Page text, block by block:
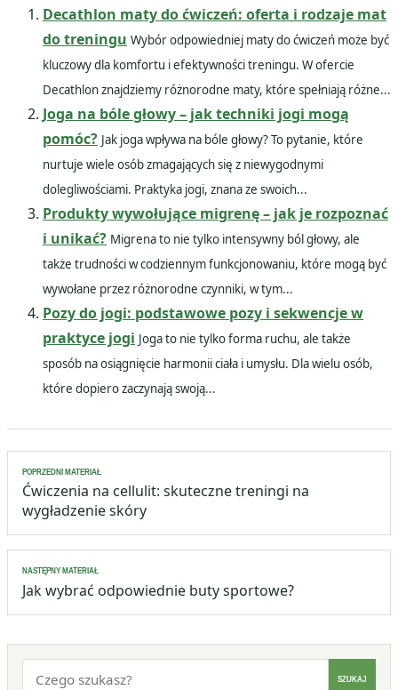
Decathlon maty do ćwiczeń: oferta i rodzaje mat
do treningu Wybór odpowiedniej maty do ćwiczeń może być
kluczowy dla komfortu i efektywności treningu. W ofercie
Decathlon znajdziemy różnorodne maty, które spełniają różne...
Joga na bóle głowy – jak techniki jogi mogą
pomóc? Jak joga wpływa na bóle głowy? To pytanie, które
nurtuje wiele osób zmagających się z niewygodnymi
dolegliwościami. Praktyka jogi, znana ze swoich...
Produkty wywołujące migrenę – jak je rozpoznać
i unikać? Migrena to nie tylko intensywny ból głowy, ale
także trudności w codziennym funkcjonowaniu, które mogą być
wywołane przez różnorodne czynniki, w tym...
Pozy do jogi: podstawowe pozy i sekwencje w
praktyce jogi Joga to nie tylko forma ruchu, ale także
sposób na osiągnięcie harmonii ciała i umysłu. Dla wielu osób,
które dopiero zaczynają swoją...
Nawigacja
wpisu
POPRZEDNI MATERIAŁ
Ćwiczenia na cellulit: skuteczne treningi na
wygładzenie skóry
NASTĘPNY MATERIAŁ
Jak wybrać odpowiednie buty sportowe?
SZUKAJ